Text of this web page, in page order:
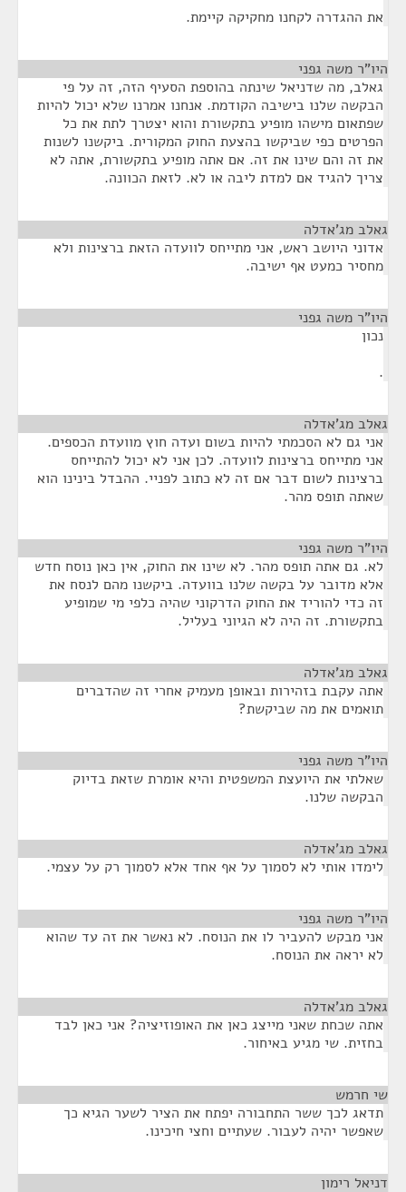
את ההגדרה לקחנו מחקיקה קיימת.
היו"ר משה גפני
גאלב, מה שדניאל שינתה בהוספת הסעיף הזה, זה על פי
הבקשה שלנו בישיבה הקודמת. אנחנו אמרנו שלא יכול להיות
שפתאום מישהו מופיע בתקשורת והוא יצטרך לתת את כל
הפרטים כפי שביקשו בהצעת החוק המקורית. ביקשנו לשנות
את זה והם שינו את זה. אם אתה מופיע בתקשורת, אתה לא
צריך להגיד אם למדת ליבה או לא. לזאת הכוונה.
גאלב מג'אדלה
אדוני היושב ראש, אני מתייחס לוועדה הזאת ברצינות ולא
מחסיר כמעט אף ישיבה.
היו"ר משה גפני
נכון
.
גאלב מג'אדלה
אני גם לא הסכמתי להיות בשום ועדה חוץ מוועדת הכספים.
אני מתייחס ברצינות לוועדה. לכן אני לא יכול להתייחס
ברצינות לשום דבר אם זה לא כתוב לפניי. ההבדל בינינו הוא
שאתה תופס מהר.
היו"ר משה גפני
לא. גם אתה תופס מהר. לא שינו את החוק, אין כאן נוסח חדש
אלא מדובר על בקשה שלנו בוועדה. ביקשנו מהם לנסח את
זה כדי להוריד את החוק הדרקוני שהיה כלפי מי שמופיע
בתקשורת. זה היה לא הגיוני בעליל.
גאלב מג'אדלה
אתה עקבת בזהירות ובאופן מעמיק אחרי זה שהדברים
תואמים את מה שביקשת?
היו"ר משה גפני
שאלתי את היועצת המשפטית והיא אומרת שזאת בדיוק
הבקשה שלנו.
גאלב מג'אדלה
לימדו אותי לא לסמוך על אף אחד אלא לסמוך רק על עצמי.
היו"ר משה גפני
אני מבקש להעביר לו את הנוסח. לא נאשר את זה עד שהוא
לא יראה את הנוסח.
גאלב מג'אדלה
אתה שכחת שאני מייצג כאן את האופוזיציה? אני כאן לבד
בחזית. שי מגיע באיחור.
שי חרמש
תדאג לכך ששר התחבורה יפתח את הציר לשער הגיא כך
שאפשר יהיה לעבור. שעתיים וחצי חיכינו.
דניאל רימון